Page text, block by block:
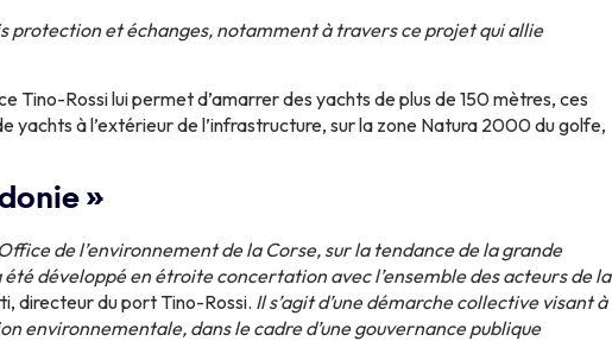
protection et échanges, notamment à travers ce projet qui allie
Tino-Rossi lui permet d’amarrer des yachts de plus de 150 mètres, ces
yachts à l’extérieur de l’infrastructure, sur la zone Natura 2000 du golfe,
»
de l’environnement de la Corse, sur la tendance de la grande
développé en étroite concertation avec l’ensemble des acteurs de la
directeur du port Tino-Rossi. Il s’agit d’une démarche collective visant à
dans le cadre d’une gouvernance publique